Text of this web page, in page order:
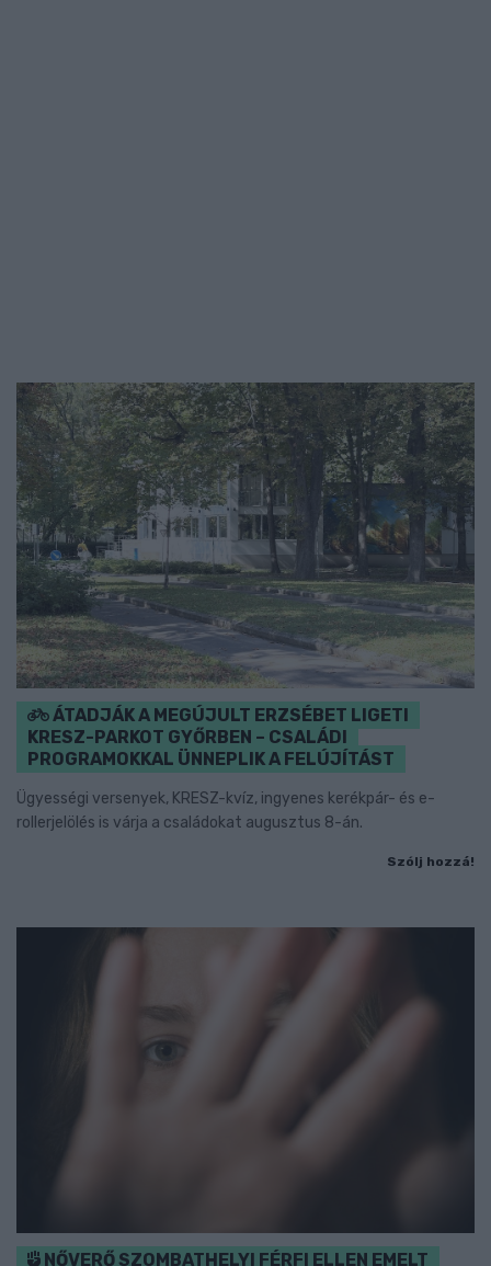
ÁTADJÁK A MEGÚJULT ERZSÉBET LIGETI
KRESZ-PARKOT GYŐRBEN – CSALÁDI
PROGRAMOKKAL ÜNNEPLIK A FELÚJÍTÁST
Ügyességi versenyek, KRESZ-kvíz, ingyenes kerékpár- és e-
rollerjelölés is várja a családokat augusztus 8-án.
Szólj hozzá!
NŐVERŐ SZOMBATHELYI FÉRFI ELLEN EMELT